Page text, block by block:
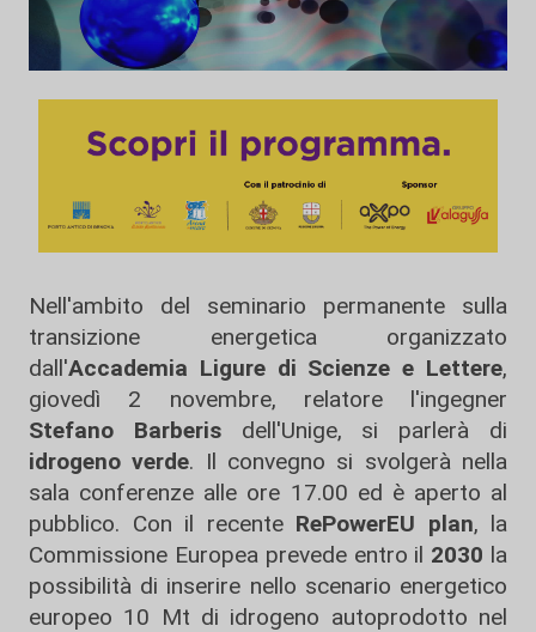
Nell'ambito del seminario permanente sulla
transizione energetica organizzato
dall'Accademia Ligure di Scienze e Lettere,
giovedì 2 novembre, relatore l'ingegner
Stefano Barberis dell'Unige, si parlerà di
idrogeno verde. Il convegno si svolgerà nella
sala conferenze alle ore 17.00 ed è aperto al
pubblico. Con il recente RePowerEU plan, la
Commissione Europea prevede entro il 2030 la
possibilità di inserire nello scenario energetico
europeo 10 Mt di idrogeno autoprodotto nel